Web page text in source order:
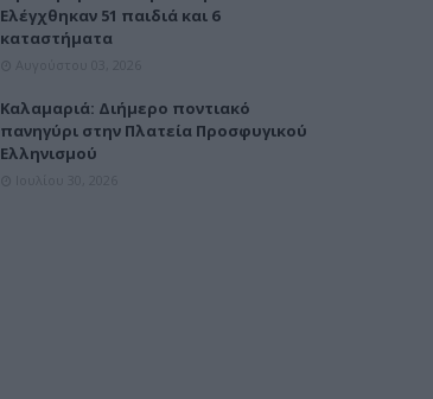
Ελέγχθηκαν 51 παιδιά και 6
καταστήματα
Καλαμαριά: Διήμερο ποντιακό
πανηγύρι στην Πλατεία Προσφυγικού
Ελληνισμού